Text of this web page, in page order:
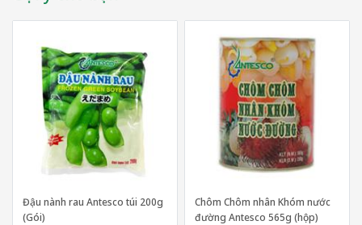
Đậu nành rau Antesco túi 200g
(Gói)
Chôm Chôm nhân Khóm nước
đường Antesco 565g (hộp)